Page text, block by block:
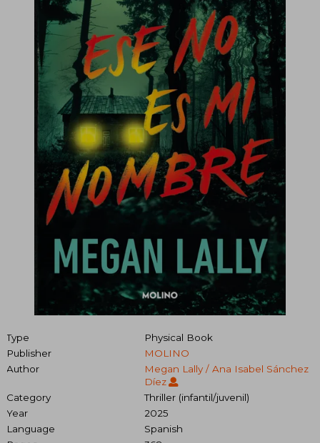
Type
Physical Book
Publisher
MOLINO
Author
Megan Lally / Ana Isabel Sánchez
Díez
Category
Thriller (infantil/juvenil)
Year
2025
Language
Spanish